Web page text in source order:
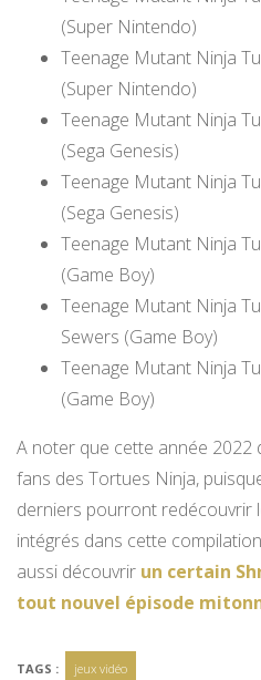
(Super Nintendo)
Teenage Mutant Ninja
(Super Nintendo)
Teenage Mutant Ninja
(Sega Genesis)
Teenage Mutant Ninja
(Sega Genesis)
Teenage Mutant Ninja
(Game Boy)
Teenage Mutant Ninja
Sewers (Game Boy)
Teenage Mutant Ninja
(Game Boy)
A noter que cette année 2022
fans des Tortues Ninja,
derniers pourront redécouvrir
intégrés dans cette
aussi découvrir un certain
tout nouvel épisode
TAGS : jeux vidéo